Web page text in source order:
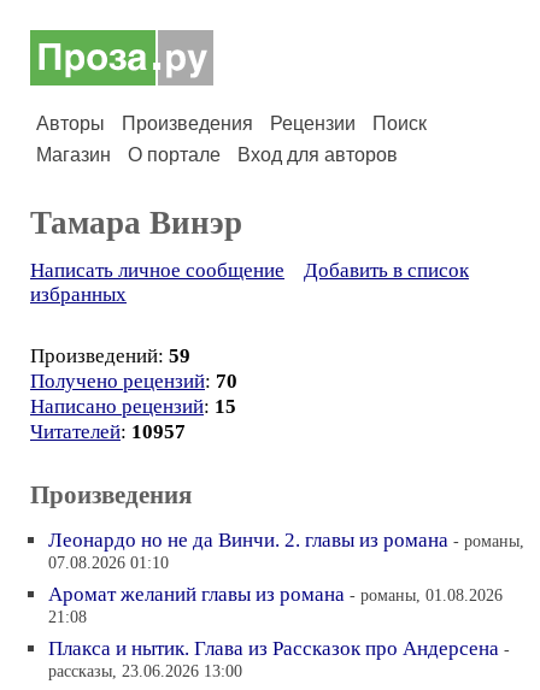
Авторы Произведения Рецензии
Поиск
Магазин
О портале Вход для авторов
Тамара Винэр
Написать личное сообщение
Добавить в список
избранных
Произведений: 59
Получено рецензий: 70
Написано рецензий: 15
Читателей: 10957
Произведения
Леонардо но не да Винчи. 2. главы из романа - романы,
07.08.2026 01:10
Аромат желаний главы из романа - романы, 01.08.2026
21:08
Плакса и нытик. Глава из Рассказок про Андерсена -
рассказы, 23.06.2026 13:00